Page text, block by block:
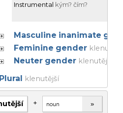
Instrumental kým? čím?
Masculine inanimate
Feminine gender klenutější
Neuter gender klenutější
Plural klenutější
+ »